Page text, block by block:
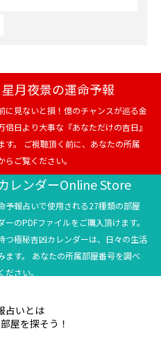
月夜景の運命予報
に見ないと損！億のチャンスが巡る金
倍日より大事な『あなただけの吉日』
す。 ご視聴頂く前に、あなたの所属
ご覧ください。
レンダーOnline Store
予報占いで使用される27種類の部屋
ーのPDFファイルをご購入頂けます。
つ極秘吉凶カレンダーは、日々の生活
ます。 あなたの所属部屋番号を調べ
さい。
占いとは
屋を探そう！